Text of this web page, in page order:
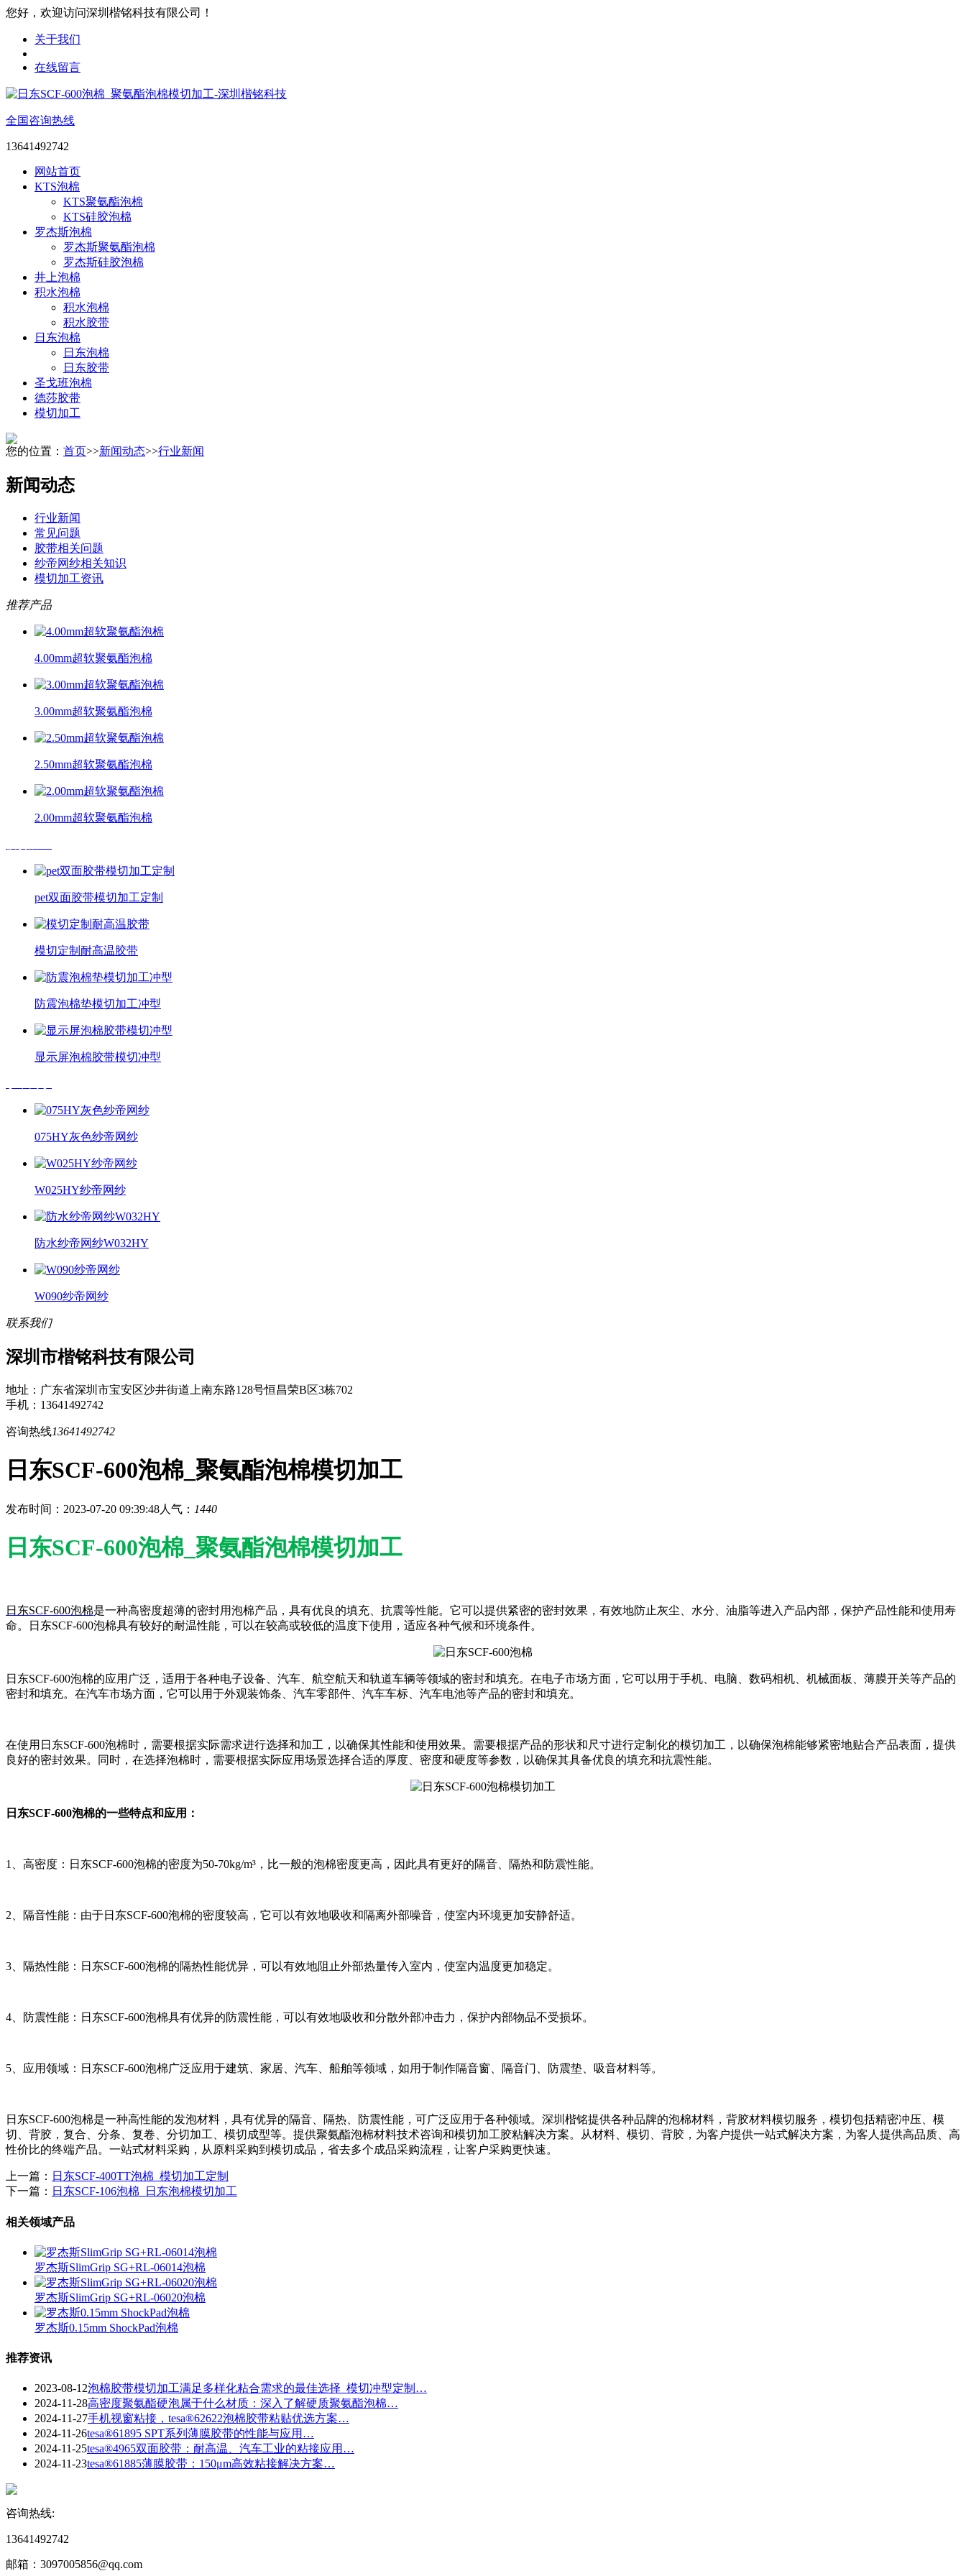
您好，欢迎访问深圳楷铭科技有限公司！
关于我们
在线留言
全国咨询热线
13641492742
网站首页
KTS泡棉
KTS聚氨酯泡棉
KTS硅胶泡棉
罗杰斯泡棉
罗杰斯聚氨酯泡棉
罗杰斯硅胶泡棉
井上泡棉
积水泡棉
积水泡棉
积水胶带
日东泡棉
日东泡棉
日东胶带
圣戈班泡棉
德莎胶带
模切加工
您的位置： 首页>>新闻动态>>行业新闻
新闻动态
行业新闻
常见问题
胶带相关问题
纱帝网纱相关知识
模切加工资讯
推荐产品
4.00mm超软聚氨酯泡棉
3.00mm超软聚氨酯泡棉
2.50mm超软聚氨酯泡棉
2.00mm超软聚氨酯泡棉
pet双面胶带模切加工定制
模切定制耐高温胶带
防震泡棉垫模切加工冲型
显示屏泡棉胶带模切冲型
075HY灰色纱帝网纱
W025HY纱帝网纱
防水纱帝网纱W032HY
W090纱帝网纱
联系我们
深圳市楷铭科技有限公司
地址：广东省深圳市宝安区沙井街道上南东路128号恒昌荣B区3栋702
手机：13641492742
咨询热线13641492742
日东SCF-600泡棉_聚氨酯泡棉模切加工
发布时间：2023-07-20 09:39:48人气： 1440
日东SCF-600泡棉_聚氨酯泡棉模切加工
日东SCF-600泡棉是一种高密度超薄的密封用泡棉产品，具有优良的填充、抗震等性能。它可以提供紧密的密封效果，有效地防止灰尘、水分、油脂等进入产品内部，保护产品性能和使用寿
命。日东SCF-600泡棉具有较好的耐温性能，可以在较高或较低的温度下使用，适应各种气候和环境条件。
日东SCF-600泡棉的应用广泛，适用于各种电子设备、汽车、航空航天和轨道车辆等领域的密封和填充。在电子市场方面，它可以用于手机、电脑、数码相机、机械面板、薄膜开关等产品的
密封和填充。在汽车市场方面，它可以用于外观装饰条、汽车零部件、汽车车标、汽车电池等产品的密封和填充。
在使用日东SCF-600泡棉时，需要根据实际需求进行选择和加工，以确保其性能和使用效果。需要根据产品的形状和尺寸进行定制化的模切加工，以确保泡棉能够紧密地贴合产品表面，提供
良好的密封效果。同时，在选择泡棉时，需要根据实际应用场景选择合适的厚度、密度和硬度等参数，以确保其具备优良的填充和抗震性能。
日东SCF-600泡棉的一些特点和应用：
1、高密度：日东SCF-600泡棉的密度为50-70kg/m³，比一般的泡棉密度更高，因此具有更好的隔音、隔热和防震性能。
2、隔音性能：由于日东SCF-600泡棉的密度较高，它可以有效地吸收和隔离外部噪音，使室内环境更加安静舒适。
3、隔热性能：日东SCF-600泡棉的隔热性能优异，可以有效地阻止外部热量传入室内，使室内温度更加稳定。
4、防震性能：日东SCF-600泡棉具有优异的防震性能，可以有效地吸收和分散外部冲击力，保护内部物品不受损坏。
5、应用领域：日东SCF-600泡棉广泛应用于建筑、家居、汽车、船舶等领域，如用于制作隔音窗、隔音门、防震垫、吸音材料等。
日东SCF-600泡棉是一种高性能的发泡材料，具有优异的隔音、隔热、防震性能，可广泛应用于各种领域。深圳楷铭提供各种品牌的泡棉材料，背胶材料模切服务，模切包括精密冲压、模
切、背胶，复合、分条、复卷、分切加工、模切成型等。提供聚氨酯泡棉材料技术咨询和模切加工胶粘解决方案。从材料、模切、背胶，为客户提供一站式解决方案，为客人提供高品质、高
性价比的终端产品。一站式材料采购，从原料采购到模切成品，省去多个成品采购流程，让客户采购更快速。
上一篇： 日东SCF-400TT泡棉_模切加工定制
下一篇： 日东SCF-106泡棉_日东泡棉模切加工
相关领域产品
罗杰斯SlimGrip SG+RL-06014泡棉
罗杰斯SlimGrip SG+RL-06020泡棉
罗杰斯0.15mm ShockPad泡棉
推荐资讯
2023-08-12泡棉胶带模切加工满足多样化粘合需求的最佳选择_模切冲型定制…
2024-11-28​高密度聚氨酯硬泡属于什么材质：深入了解硬质聚氨酯泡棉…
2024-11-27手机视窗粘接，tesa®62622泡棉胶带粘贴优选方案…
2024-11-26tesa®61895 SPT系列薄膜胶带的性能与应用…
2024-11-25tesa®4965双面胶带：耐高温、汽车工业的粘接应用…
2024-11-23​tesa®61885薄膜胶带：150μm高效粘接解决方案…
咨询热线:
13641492742
邮箱：3097005856@qq.com‬